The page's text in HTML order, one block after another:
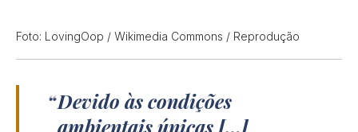
Foto: LovingOop / Wikimedia Commons / Reprodução
Devido às condições
ambientais únicas […]